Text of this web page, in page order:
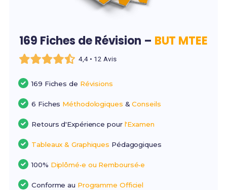
169 Fiches de Révision – BUT MTEE
4,4 • 12 Avis
169 Fiches de Révisions
6 Fiches Méthodologiques &Conseils
Retours d'Expérience pour l'Examen
Tableaux & Graphiques Pédagogiques
100% Diplômé•e ou Remboursé•e
Conforme au Programme Officiel